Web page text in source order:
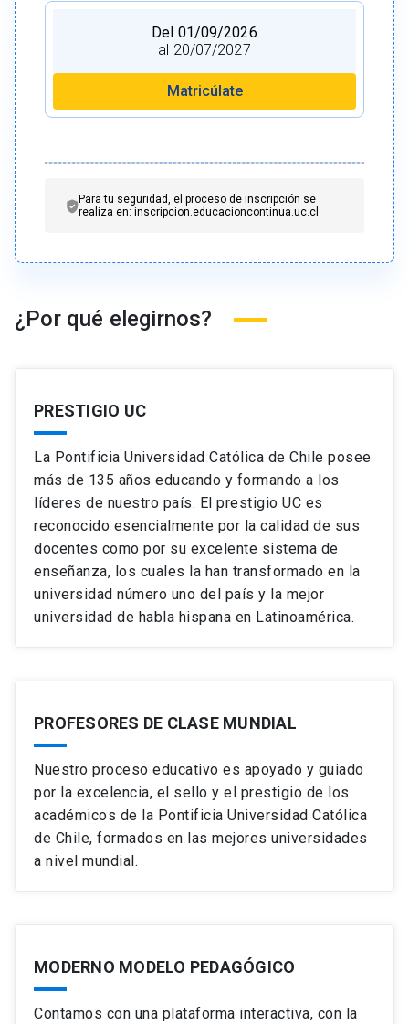
Del 01/09/2026
al 20/07/2027
Matricúlate
Para tu seguridad, el proceso de inscripción se
realiza en: inscripcion.educacioncontinua.uc.cl
¿Por qué elegirnos?
PRESTIGIO UC
La Pontificia Universidad Católica de Chile posee
más de 135 años educando y formando a los
líderes de nuestro país. El prestigio UC es
reconocido esencialmente por la calidad de sus
docentes como por su excelente sistema de
enseñanza, los cuales la han transformado en la
universidad número uno del país y la mejor
universidad de habla hispana en Latinoamérica.
PROFESORES DE CLASE MUNDIAL
Nuestro proceso educativo es apoyado y guiado
por la excelencia, el sello y el prestigio de los
académicos de la Pontificia Universidad Católica
de Chile, formados en las mejores universidades
a nivel mundial.
MODERNO MODELO PEDAGÓGICO
Contamos con una plataforma interactiva, con la